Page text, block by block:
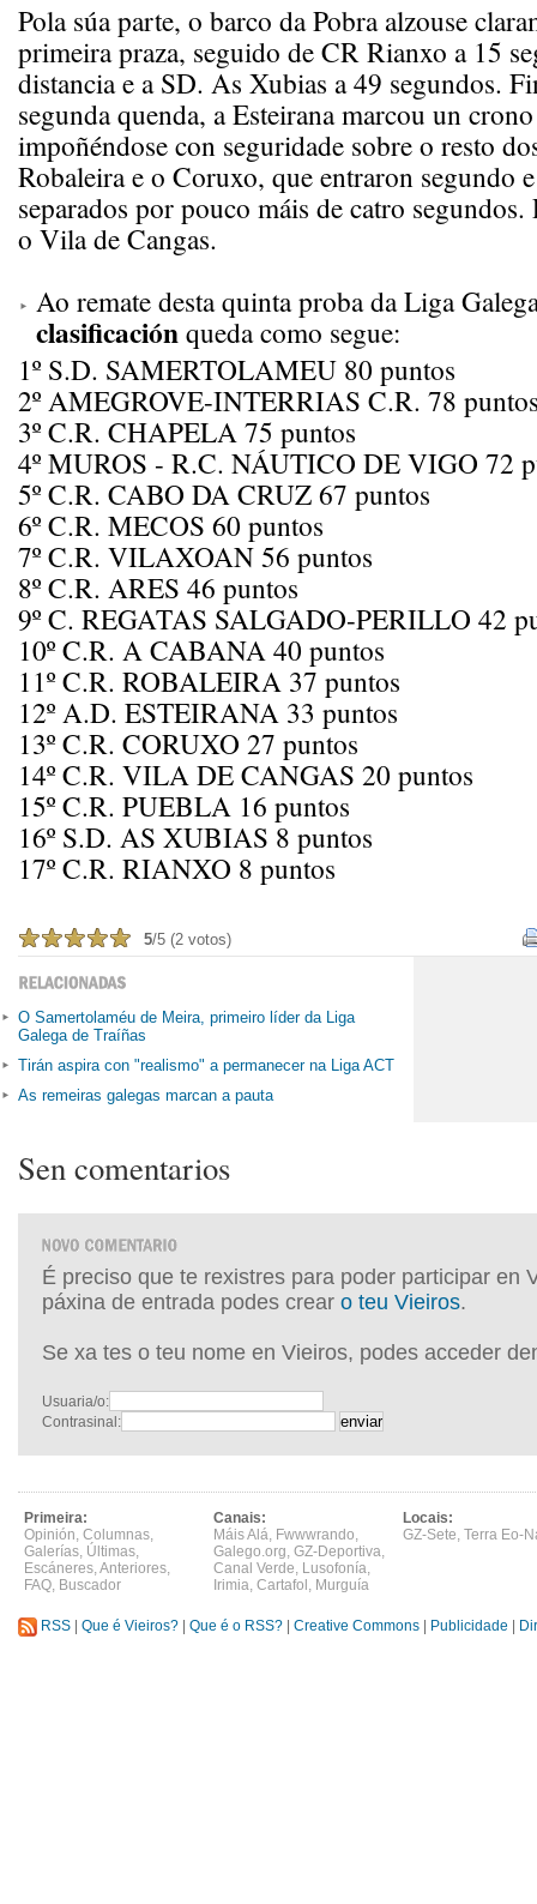
Pola súa parte, o barco da Pobra alzouse
primeira praza, seguido de CR Rianxo a 15
distancia e a SD. As Xubias a 49 segundos.
segunda quenda, a Esteirana marcou un
impoñéndose con seguridade sobre o resto
Robaleira e o Coruxo, que entraron segundo
separados por pouco máis de catro segundos.
o Vila de Cangas.
Ao remate desta quinta proba da Liga
clasificaciónqueda como segue:
1º S.D. SAMERTOLAMEU 80 puntos
2º AMEGROVE-INTERRIAS C.R. 78
3º C.R. CHAPELA 75 puntos
4º MUROS - R.C. NÁUTICO DE VIGO 72
5º C.R. CABO DA CRUZ 67 puntos
6º C.R. MECOS 60 puntos
7º C.R. VILAXOAN 56 puntos
8º C.R. ARES 46 puntos
9º C. REGATAS SALGADO-PERILLO 42
10º C.R. A CABANA 40 puntos
11º C.R. ROBALEIRA 37 puntos
12º A.D. ESTEIRANA 33 puntos
13º C.R. CORUXO 27 puntos
14º C.R. VILA DE CANGAS 20 puntos
15º C.R. PUEBLA 16 puntos
16º S.D. AS XUBIAS 8 puntos
17º C.R. RIANXO 8 puntos
5/5 (2 votos)
O Samertolaméu de Meira, primeiro líder da Liga
Galega de Traíñas
Tirán aspira con "realismo" a permanecer na Liga ACT
As remeiras galegas marcan a pauta
Sen comentarios
É preciso que te rexistres para poder participar en
páxina de entrada podes crear o teu Vieiros.
Se xa tes o teu nome en Vieiros, podes acceder
Usuaria/o:
Contrasinal:
Primeira:
Opinión, Columnas,
Galerías, Últimas,
Escáneres,Anteriores,
FAQ, Buscador
Canais:
Máis Alá, Fwwwrando,
Galego.org, GZ-Deportiva,
Canal Verde, Lusofonía,
Irimia, Cartafol , Murguía
Locais:
GZ-Sete, Terra Eo-
RSS Que é Vieiros? Que é o RSS? Creative Commons Publicidade